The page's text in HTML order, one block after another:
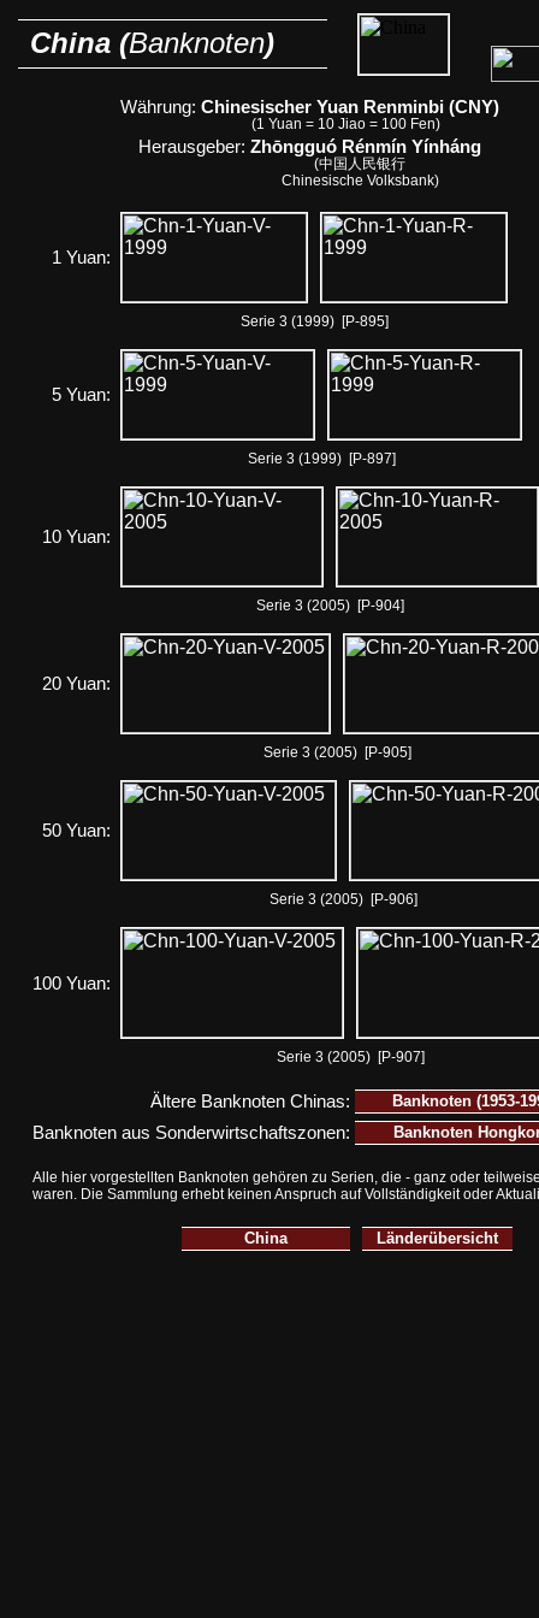
China (Banknoten)
Währung: Chinesischer Yuan Renminbi (CNY)
(1 Yuan = 10 Jiao = 100 Fen)
Herausgeber: Zhōngguó Rénmín Yínháng
(中国人民银行
Chinesische Volksbank)
1 Yuan:
Serie 3 (1999) [P-895]
5 Yuan:
Serie 3 (1999) [P-897]
10 Yuan:
Serie 3 (2005) [P-904]
20 Yuan:
Serie 3 (2005) [P-905]
50 Yuan:
Serie 3 (2005) [P-906]
100 Yuan:
Serie 3 (2005) [P-907]
Ältere Banknoten Chinas: Banknoten (1953-
Banknoten aus Sonderwirtschaftszonen: Banknoten
Alle hier vorgestellten Banknoten gehören zu Serien, die - ganz oder
waren. Die Sammlung erhebt keinen Anspruch auf Vollständigkeit oder
China Länderübersicht